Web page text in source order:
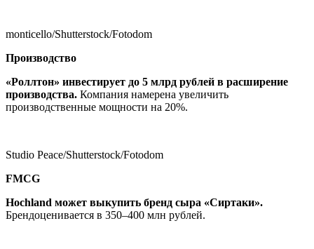
monticello/Shutterstock/Fotodom
Производство
«Роллтон» инвестирует до 5 млрд рублей в расширение
производства. Компания намерена увеличить
производственные мощности на 20%.
Studio Peace/Shutterstock/Fotodom
FMCG
Hochland может выкупить бренд сыра «Сиртаки».
Брендоценивается в 350–400 млн рублей.